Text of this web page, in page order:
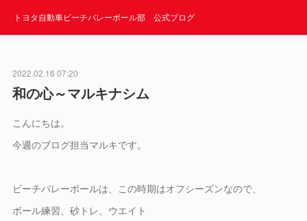
トヨタ自動車ビーチバレーボール部 公式ブログ
2022.02.16 07:20
和の心～マルキナシム
こんにちは。
今週のブログ担当マルキです。
ビーチバレーボールは、この時期はオフシーズンなので、
ボール練習、砂トレ、ウエイト